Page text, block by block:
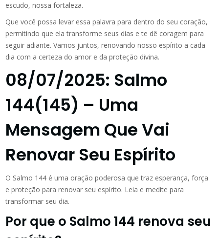
escudo, nossa fortaleza.
Que você possa levar essa palavra para dentro do seu coração,
permitindo que ela transforme seus dias e te dê coragem para
seguir adiante. Vamos juntos, renovando nosso espírito a cada
dia com a certeza do amor e da proteção divina.
08/07/2025: Salmo
144(145) – Uma
Mensagem Que Vai
Renovar Seu Espírito
O Salmo 144 é uma oração poderosa que traz esperança, força
e proteção para renovar seu espírito. Leia e medite para
transformar seu dia.
Por que o Salmo 144 renova seu